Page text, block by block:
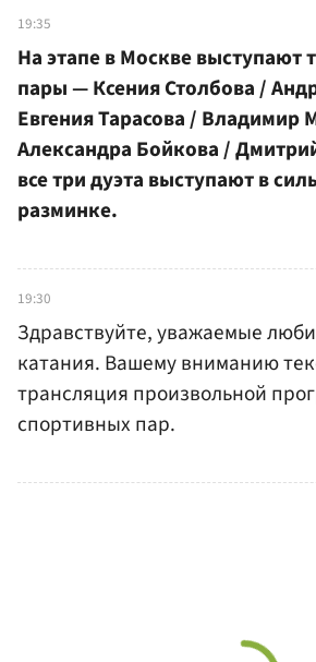
19:35
На этапе в Москве выступают
пары — Ксения Столбова /
Евгения Тарасова / Владимир
Александра Бойкова /
все три дуэта выступают в
разминке.
19:30
Здравствуйте, уважаемые
катания. Вашему вниманию
трансляция произвольной
спортивных пар.